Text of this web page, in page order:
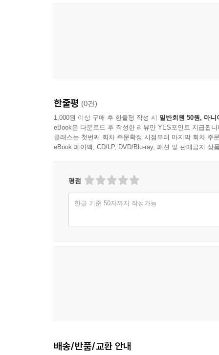
한줄평 (0건)
1,000원 이상 구매 후 한줄평 작성 시 일반회원 50원, 마니
eBook은 다운로드 후 작성한 리뷰만 YES포인트 지급됩니
클래스는 첫번째 회차 주문확정 시점부터 마지막 회차 주
eBook 페이백, CD/LP, DVD/Blu-ray, 패션 및 판매금지 상
평점
한글 기준 50자까지 작성가능
배송/반품/교환 안내